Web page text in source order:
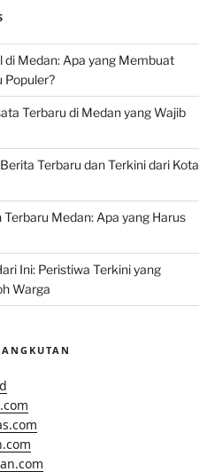
di Medan: Apa yang Membuat
Populer?
Terbaru di Medan yang Wajib
Terbaru dan Terkini dari Kota
Medan: Apa yang Harus
Ini: Peristiwa Terkini yang
Warga